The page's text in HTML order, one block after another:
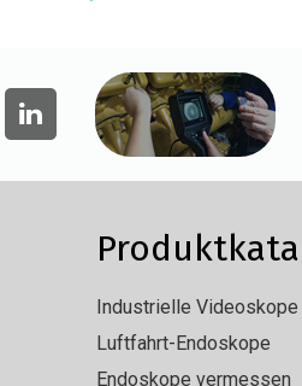
Industrielle Videoskope
Luftfahrt-Endoskope
Endoskope vermessen